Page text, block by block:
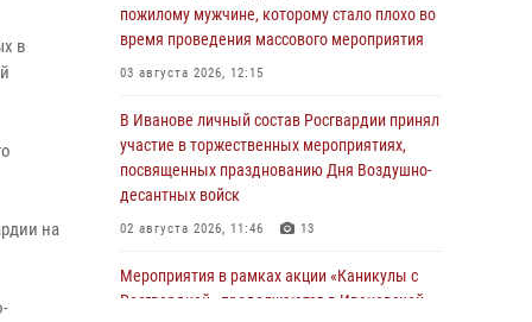
в
на
пожилому мужчине, которому стало плохо во
время проведения массового мероприятия
03 августа 2026, 12:15
В Иванове личный состав Росгвардии принял
участие в торжественных мероприятиях,
посвященных празднованию Дня Воздушно-
десантных войск
02 августа 2026, 11:46 13
Мероприятия в рамках акции «Каникулы с
Росгвардией» продолжаются в Ивановской